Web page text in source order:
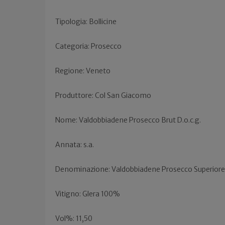
Tipologia: Bollicine
Categoria: Prosecco
Regione: Veneto
Produttore: Col San Giacomo
Nome: Valdobbiadene Prosecco Brut D.o.c.g.
Annata: s.a.
Denominazione: Valdobbiadene Prosecco
Vitigno: Glera 100%
Vol%: 11,50